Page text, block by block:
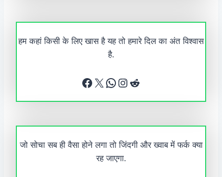
हम कहां किसी के लिए खास है यह तो हमारे दिल का अंत विश्वास
है.
Facebook X WhatsApp Instagram Reddit
जो सोचा सब ही वैसा होने लगा तो जिंदगी और ख्वाब में फर्क क्या
रह जाएगा.